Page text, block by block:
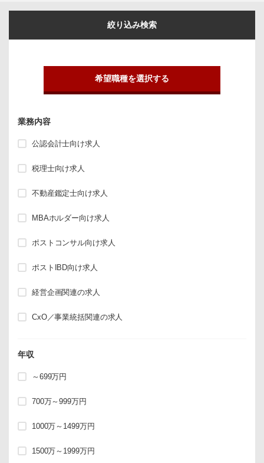
絞り込み検索
希望職種を選択する
業務内容
公認会計士向け求人
税理士向け求人
不動産鑑定士向け求人
MBAホルダー向け求人
ポストコンサル向け求人
ポストIBD向け求人
経営企画関連の求人
CxO／事業統括関連の求人
年収
～699万円
700万～999万円
1000万～1499万円
1500万～1999万円